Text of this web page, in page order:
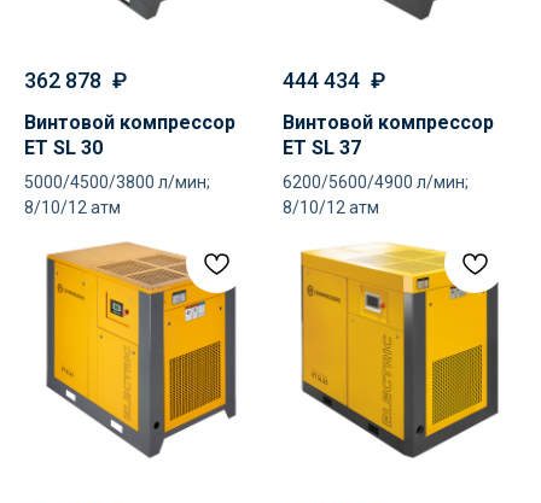
362 878 ₽
Винтовой компрессор
ET SL 30
5000/4500/3800 л/мин;
8/10/12 атм
444 434 ₽
Винтовой компрессор
ET SL 37
6200/5600/4900 л/мин;
8/10/12 атм